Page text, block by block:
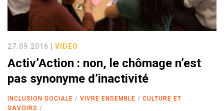
27.09.2016 | VIDEO
Activ’Action : non, le chômage n’est
pas synonyme d’inactivité
INCLUSION SOCIALE VIVRE ENSEMBLE
CULTURE ET
SAVOIRS